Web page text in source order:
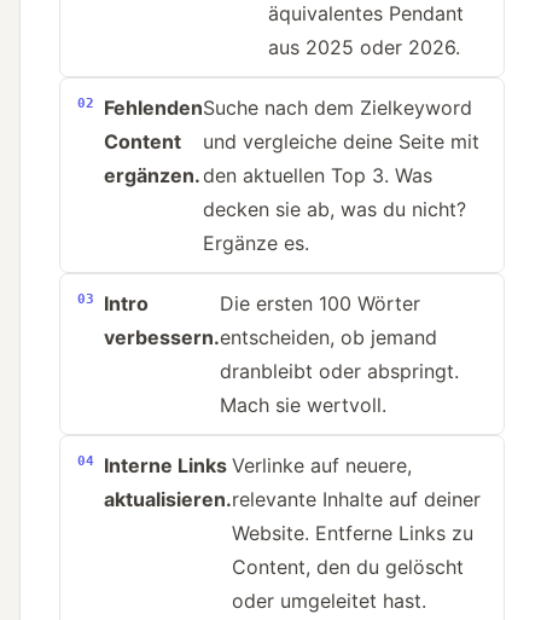
äquivalentes Pendant
aus 2025 oder 2026.
Fehlenden
Content
ergänzen.
Suche nach dem Zielkeyword
und vergleiche deine Seite mit
den aktuellen Top 3. Was
decken sie ab, was du nicht?
Ergänze es.
Intro
verbessern.
Die ersten 100 Wörter
entscheiden, ob jemand
dranbleibt oder abspringt.
Mach sie wertvoll.
Interne Links
aktualisieren.
Verlinke auf neuere,
relevante Inhalte auf deiner
Website. Entferne Links zu
Content, den du gelöscht
oder umgeleitet hast.